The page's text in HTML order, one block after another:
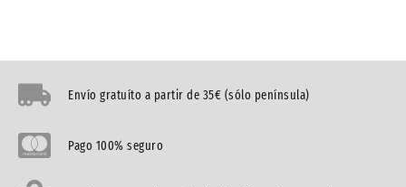
Envío gratuíto a partir de 35€ (sólo península)
Pago 100% seguro